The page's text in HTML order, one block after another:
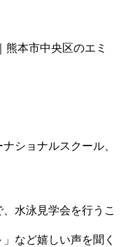
熊本市中央区のエミ
ショナルスクール、
水泳見学会を行うこ
など嬉しい声を聞く